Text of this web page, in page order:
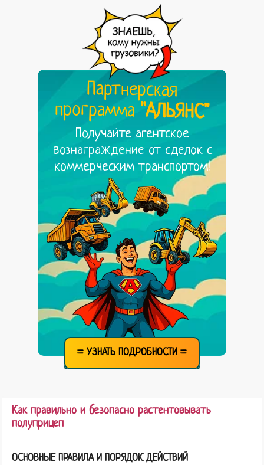
Партнерская
программа "АЛЬЯНС"
Получайте агентское
вознаграждение от сделок с
коммерческим транспортом!
= УЗНАТЬ ПОДРОБНОСТИ =
Как правильно и безопасно растентовывать
полуприцеп
ОСНОВНЫЕ ПРАВИЛА И ПОРЯДОК ДЕЙСТВИЙ